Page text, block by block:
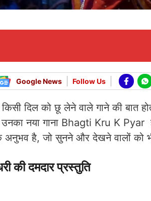
Google News Follow Us
दिल को छू लेने वाले गाने की बात
नया गाना Bhagti Kru K Pyar
अनुभव है, जो सुनने और देखने वालों को
की दमदार प्रस्तुति